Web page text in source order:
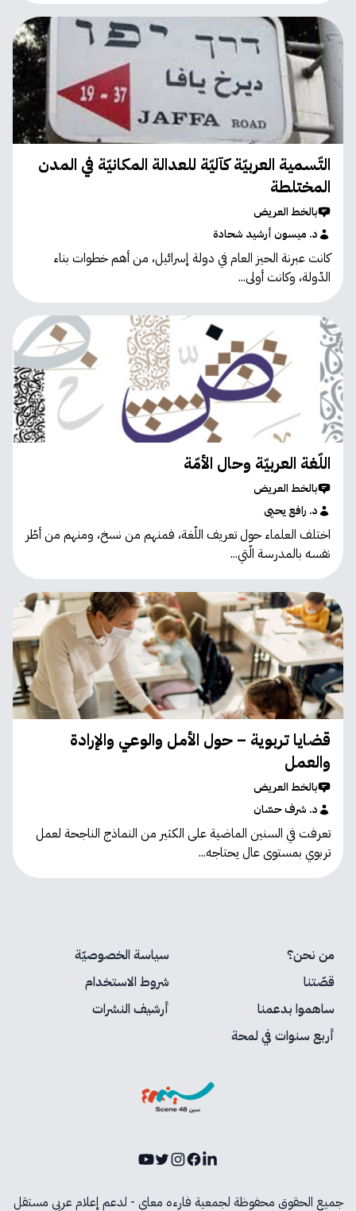
التّسمية العربيّة كآليّة للعدالة المكانيّة في المدن
المختلطة
بالخط العريض
د. ميسون أرشيد شحادة
كانت عبرنة الحيز العام في دولة إسرائيل، من أهم خطوات بناء
الدّولة، وكانت أولى...
اللّغة العربيّة وحال الأمّة
بالخط العريض
د. رافع يحيى
اختلف العلماء حول تعريف اللّغة، فمنهم من نسخ، ومنهم من أطّر
نفسه بالمدرسة الّتي...
قضايا تربوية – حول الأمل والوعي والإرادة
والعمل
بالخط العريض
د. شرف حسّان
تعرفت في السنين الماضية على الكثير من النماذج الناجحة لعمل
تربوي بمستوى عال يحتاجه...
من نحن؟
سياسة الخصوصيّة
قصّتنا
شروط الاستخدام
ساهموا بدعمنا
أرشيف النشرات
أربع سنوات في لمحة
LinkedIn
Facebook
Instagram
Twitter
Youtube
جميع الحقوق محفوظة لجمعية فارءه معاي - لدعم إعلام عربي مستقل